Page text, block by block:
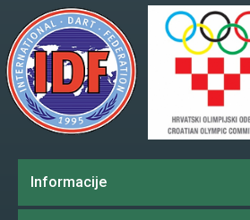
Informacije